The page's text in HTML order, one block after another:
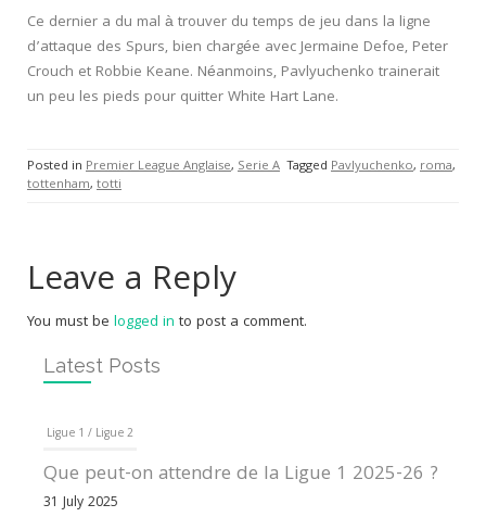
Ce dernier a du mal à trouver du temps de jeu dans la ligne
d’attaque des Spurs, bien chargée avec Jermaine Defoe, Peter
Crouch et Robbie Keane. Néanmoins, Pavlyuchenko trainerait
un peu les pieds pour quitter White Hart Lane.
Posted in Premier League Anglaise, Serie A Tagged Pavlyuchenko, roma,
tottenham, totti
Leave a Reply
You must be logged in to post a comment.
Latest Posts
Ligue 1 / Ligue 2
Que peut-on attendre de la Ligue 1 2025-26 ?
31 July 2025